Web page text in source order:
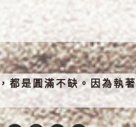
都是圓滿不缺。因為執